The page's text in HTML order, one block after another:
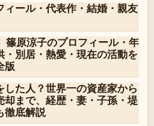
ィール・代表作・結婚・親友
篠原涼子のプロフィール・年
・別居・熱愛・現在の活動を
版
した人？世界一の資産家から
却まで、経歴・妻・子孫・堤
徹底解説